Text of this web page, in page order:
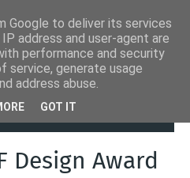
no iF Design Award 2025 com 36
Design Award
Google to deliver its services
address and user-agent are
performance and security
service, generate usage
address abuse.
GOT IT